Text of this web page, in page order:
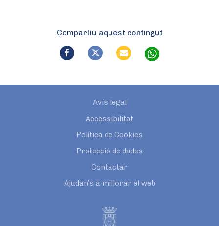
Compartiu aquest contingut
Avís legal
Accessibilitat
Política de Cookies
Protecció de dades
Contactar
Ajudan’s a millorar el web